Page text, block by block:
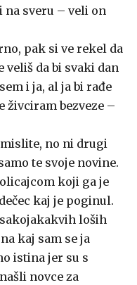
sveru – veli on
pak si ve rekel da
veliš da bi svaki dan
i ja, al ja bi rađe
živciram bezveze –
no ni drugi
te svoje novine.
koji ga je
kaj je poginul.
loših
kaj sam se ja
istina jer su s
novce za